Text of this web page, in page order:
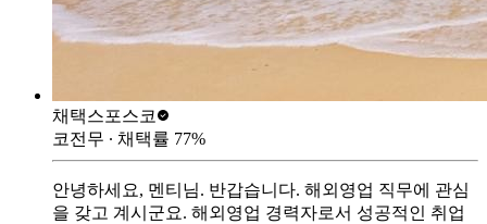
채택스포스코
코전무 ∙ 채택률 77%
안녕하세요, 멘티님. 반갑습니다. 해외영업 직무에 관심
을 갖고 계시군요. 해외영업 경력자로서 성공적인 취업